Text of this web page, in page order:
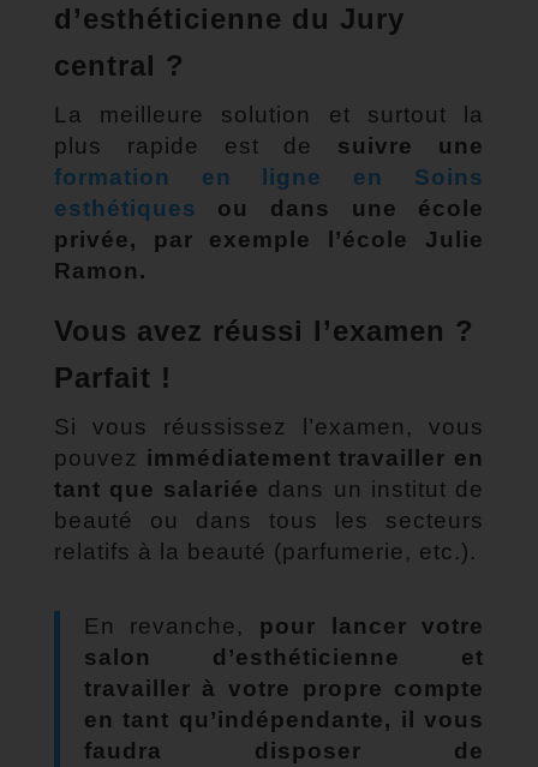
d’esthéticienne du Jury
central ?
La meilleure solution et surtout la
plus rapide est de suivre une
formation en ligne en Soins
esthétiques ou dans une école
privée, par exemple l’école Julie
Ramon.
Vous avez réussi l’examen ?
Parfait !
Si vous réussissez l’examen, vous
pouvez immédiatement travailler en
tant que salariée dans un institut de
beauté ou dans tous les secteurs
relatifs à la beauté (parfumerie, etc.).
En revanche, pour lancer votre
salon d’esthéticienne et
travailler à votre propre compte
en tant qu’indépendante, il vous
faudra disposer de